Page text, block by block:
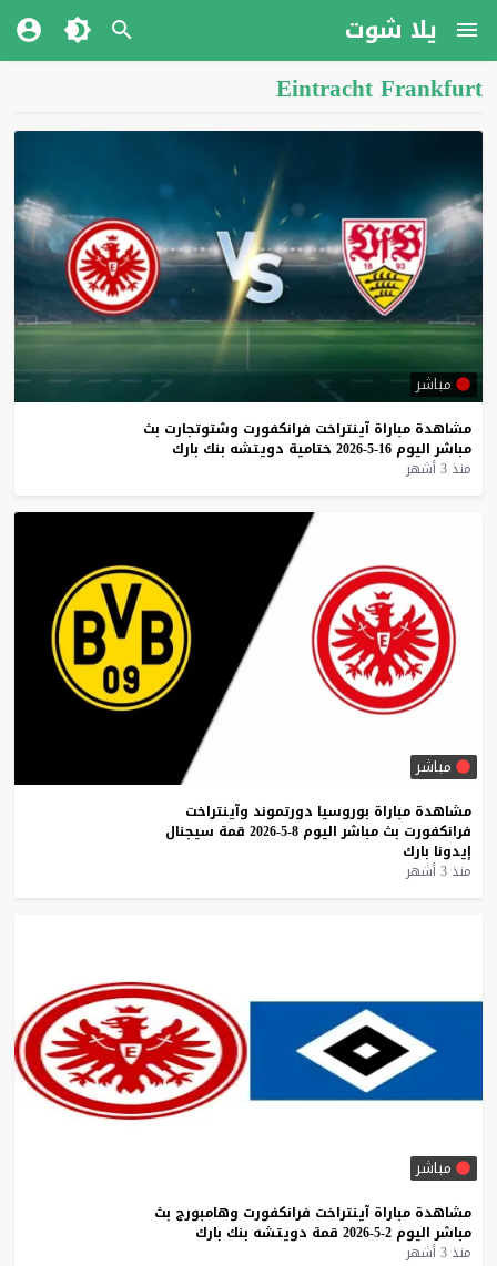
يلا شوت
Eintracht Frankfurt
مباشر
مشاهدة مباراة آينتراخت فرانكفورت وشتوتجارت بث
مباشر اليوم 16-5-2026 ختامية دويتشه بنك بارك
منذ 3 أشهر
مباشر
مشاهدة مباراة بوروسيا دورتموند وآينتراخت
فرانكفورت بث مباشر اليوم 8-5-2026 قمة سيجنال
إيدونا بارك
منذ 3 أشهر
مباشر
مشاهدة مباراة آينتراخت فرانكفورت وهامبورج بث
مباشر اليوم 2-5-2026 قمة دويتشه بنك بارك
منذ 3 أشهر